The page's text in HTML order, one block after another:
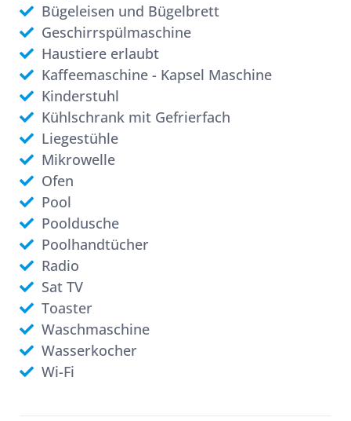
Bügeleisen und Bügelbrett
Geschirrspülmaschine
Haustiere erlaubt
Kaffeemaschine - Kapsel Maschine
Kinderstuhl
Kühlschrank mit Gefrierfach
Liegestühle
Mikrowelle
Ofen
Pool
Pooldusche
Poolhandtücher
Radio
Sat TV
Toaster
Waschmaschine
Wasserkocher
Wi-Fi